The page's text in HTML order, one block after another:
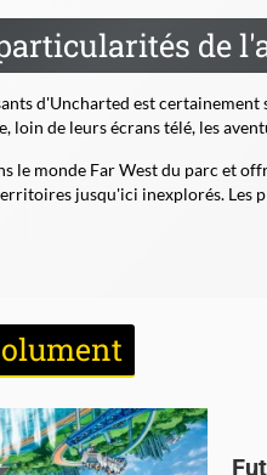
de
d'Uncharted est
loin de leurs écrans télé, les
le monde Far West du parc et
jusqu'ici inexplorés. Les